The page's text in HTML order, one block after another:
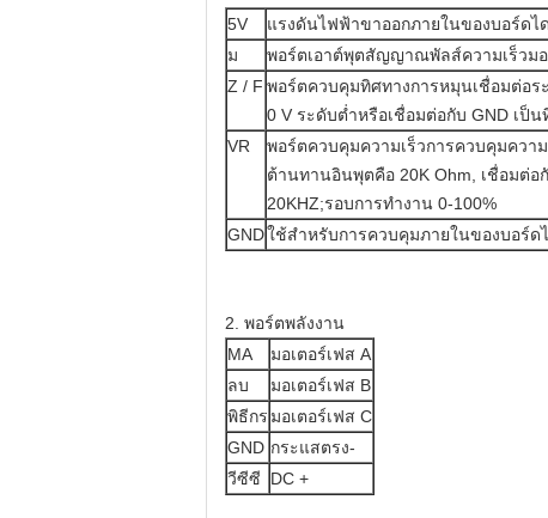
5V
แรงดันไฟฟ้าขาออกภายในของบอร์ดไ
ม
พอร์ตเอาต์พุตสัญญาณพัลส์ความเร็วม
Z / F พอร์ตควบคุมทิศทางการหมุนเชื่อมต่อร
0 V ระดับต่ำหรือเชื่อมต่อกับ GND เป็
VR
พอร์ตควบคุมความเร็วการควบคุมควา
ต้านทานอินพุตคือ 20K Ohm, เชื่อมต่อ
20KHZ;รอบการทำงาน 0-100%
GNDใช้สำหรับการควบคุมภายในของบอร์ด
2. พอร์ตพลังงาน
MA
มอเตอร์เฟส A
ลบ
มอเตอร์เฟส B
พิธีกร มอเตอร์เฟส C
GND กระแสตรง-
วีซีซี
DC +